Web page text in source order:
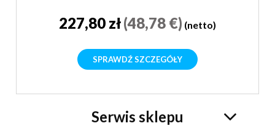
227,80 zł(48,78 €) (netto)
SPRAWDŹ SZCZEGÓŁY
Serwis sklepu